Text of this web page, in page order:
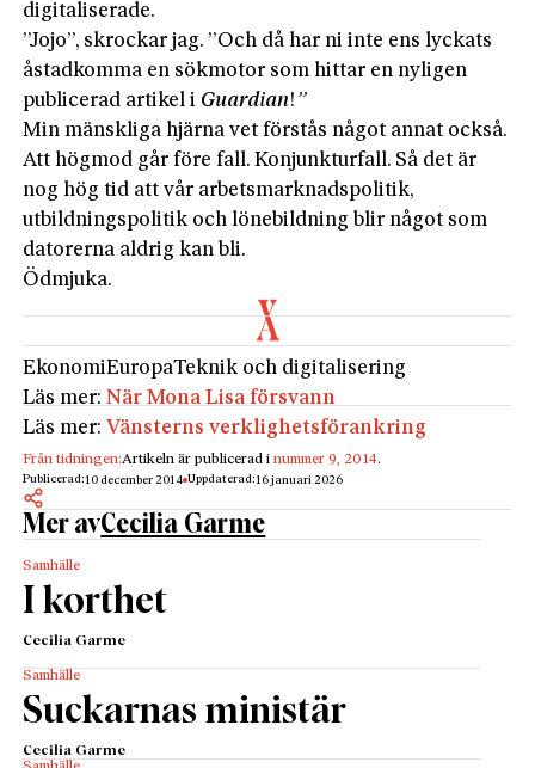
digitaliserade.
”Jojo”, skrockar jag. ”Och då har ni inte ens lyckats
åstadkomma en sökmotor som hittar en nyligen
publicerad artikel i Guardian! ”
Min mänskliga hjärna vet förstås något annat också.
Att högmod går före fall. Konjunkturfall. Så det är
nog hög tid att vår arbetsmarknadspolitik,
utbildningspolitik och lönebildning blir något som
datorerna aldrig kan bli.
Ödmjuka.
EkonomiEuropaTeknik och digitalisering
Läs mer:När Mona Lisa försvann
Läs mer: Vänsterns verklighetsförankring
Från tidningen:Artikeln är publicerad inummer 9, 2014.
Publicerad:10 december 2014 Uppdaterad:16 januari 2026
Mer avCecilia Garme
Samhälle
I korthet
Cecilia Garme
Samhälle
Suckarnas ­ministär
Cecilia Garme